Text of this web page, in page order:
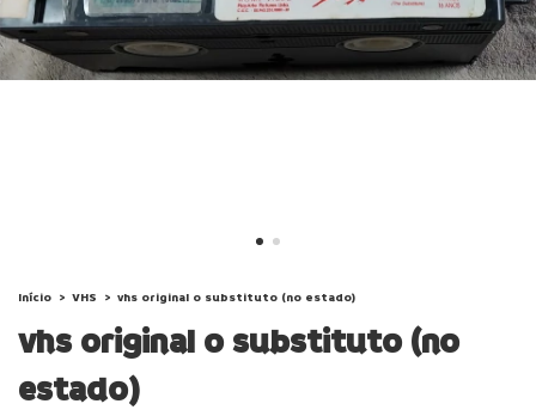
Início > VHS > vhs original o substituto (no estado)
vhs original o substituto (no
estado)